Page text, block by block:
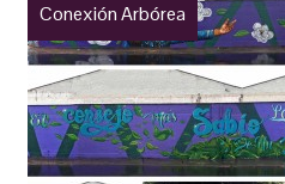
Conexión Arbórea